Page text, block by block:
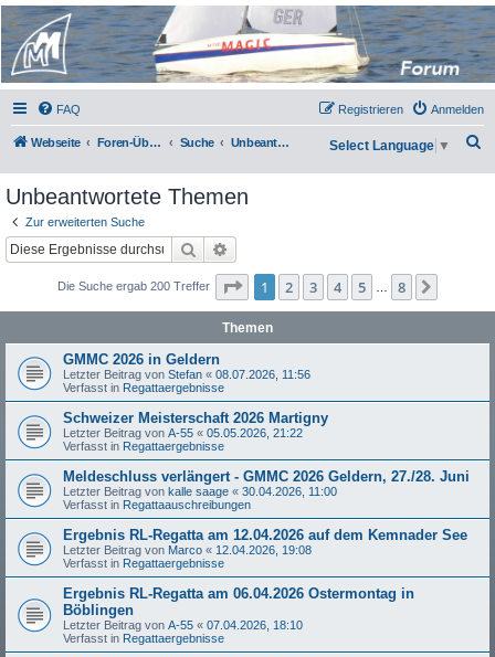
Micro Magic Forum
Deutschland
FAQ Anmelden
Registrieren
Webseite Foren-Übersicht Suche Unbeantwortete Themen Select Language ▼
Unbeantwortete Themen
Zur erweiterten Suche
Suche
Die Suche ergab 200 Treffer Seite 1von
1 2 3 4 5 8
Themen
GMMC 2026 in Geldern
Letzter Beitrag von Stefan « 08.07.2026, 11:56
Verfasst in Regattaergebnisse
Schweizer Meisterschaft 2026 Martigny
Letzter Beitrag von A-55 « 05.05.2026, 21:22
Verfasst in Regattaergebnisse
Meldeschluss verlängert - GMMC 2026 Geldern, 27./28. Juni
Letzter Beitrag von kalle saage « 30.04.2026, 11:00
Verfasst in Regattaauschreibungen
Ergebnis RL-Regatta am 12.04.2026 auf dem Kemnader See
Letzter Beitrag von Marco « 12.04.2026, 19:08
Verfasst in Regattaergebnisse
Ergebnis RL-Regatta am 06.04.2026 Ostermontag in
Böblingen
Letzter Beitrag von A-55 « 07.04.2026, 18:10
Verfasst in Regattaergebnisse